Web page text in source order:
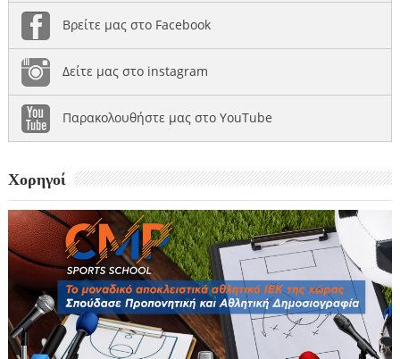
Βρείτε μας στο Facebook
Δείτε μας στο instagram
Παρακολουθήστε μας στο YouTube
Χορηγοί